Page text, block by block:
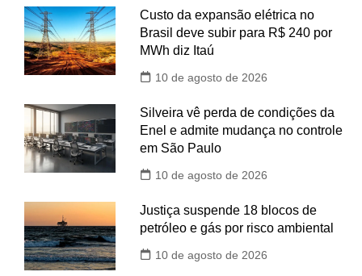
Custo da expansão elétrica no
Brasil deve subir para R$ 240 por
MWh diz Itaú
10 de agosto de 2026
Silveira vê perda de condições da
Enel e admite mudança no controle
em São Paulo
10 de agosto de 2026
Justiça suspende 18 blocos de
petróleo e gás por risco ambiental
10 de agosto de 2026